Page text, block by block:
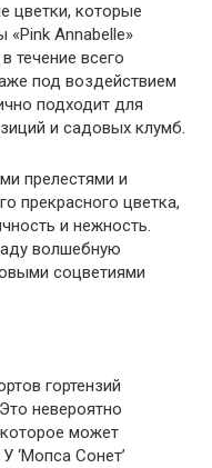
цветки, которые
Annabelle»
течение всего
под воздействием
подходит для
и садовых клумб.
прелестями и
прекрасного цветка,
и нежность.
волшебную
соцветиями
гортензий
невероятно
может
‘Мопса Сонет’